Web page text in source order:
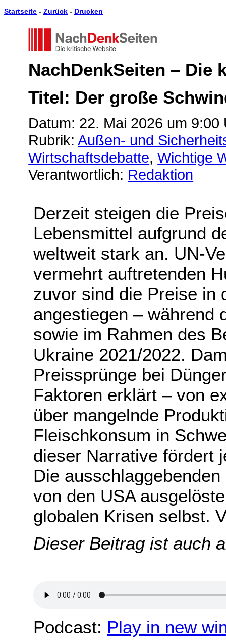
Startseite - Zurück - Drucken
NachDenkSeiten – Die
Titel: Der große
Datum: 22. Mai 2026 um 9:00
Rubrik:Außen- und
Wirtschaftsdebatte,Wichtige
Verantwortlich: Redaktion
Derzeit steigen die
Lebensmittel aufgrund
weltweit stark an. UN-
vermehrt auftretenden
zuvor sind die Preise in
angestiegen – während
sowie im Rahmen des
Ukraine 2021/2022.
Preissprünge bei
Faktoren erklärt – von
über mangelnde
Fleischkonsum in
dieser Narrative fördert
Die
von den USA
globalen Krisen selbst.
Dieser Beitrag ist auch
Podcast: Play in new